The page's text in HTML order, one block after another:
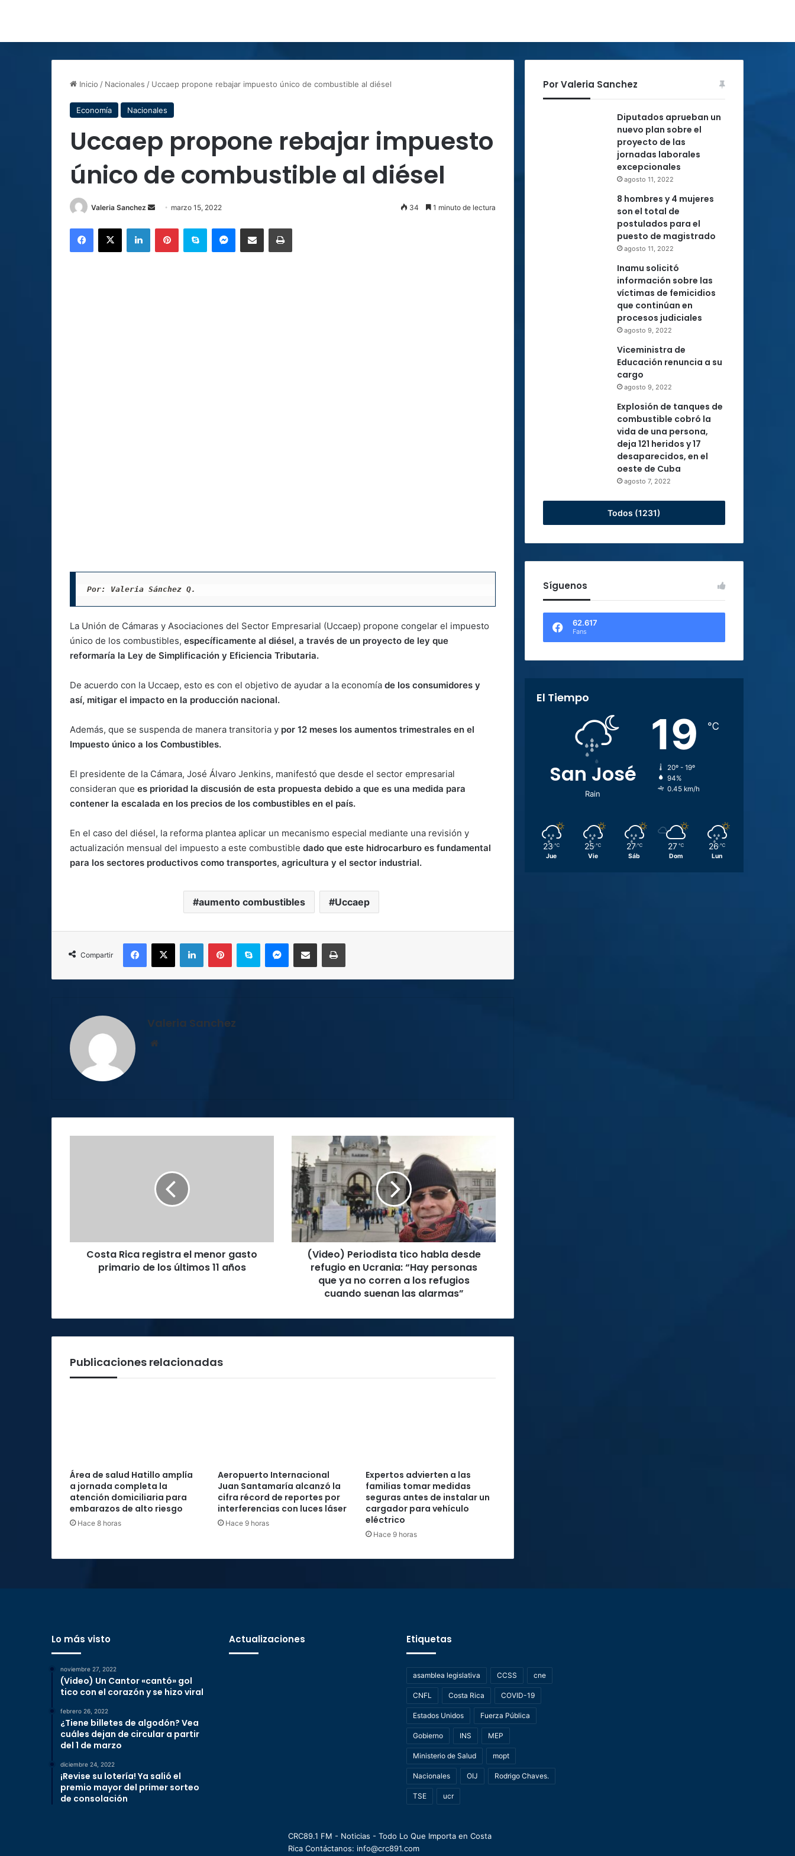
Inicio / Nacionales / Uccaep propone rebajar impuesto único de combustible al diésel
Economía Nacionales
Uccaep propone rebajar impuesto
único de combustible al diésel
Valeria Sanchez
Send
email
marzo 15, 2022 34 1 minuto de lectura
Facebook
X LinkedInPinterestSkype MessengerCompartir por correo electrónicoImprimir
Por: Valeria Sánchez Q.
La Unión de Cámaras y Asociaciones del Sector Empresarial (Uccaep) propone congelar el impuesto
único de los combustibles, específicamente al diésel, a través de un proyecto de ley que
reformaría la Ley de Simplificación y Eficiencia Tributaria.
De acuerdo con la Uccaep, esto es con el objetivo de ayudar a la economía de los consumidores y
así, mitigar el impacto en la producción nacional.
Además, que se suspenda de manera transitoria y por 12 meses los aumentos trimestrales en el
Impuesto único a los Combustibles.
El presidente de la Cámara, José Álvaro Jenkins, manifestó que desde el sector empresarial
consideran que es prioridad la discusión de esta propuesta debido a que es una medida para
contener la escalada en los precios de los combustibles en el país.
En el caso del diésel, la reforma plantea aplicar un mecanismo especial mediante una revisión y
actualización mensual del impuesto a este combustible dado que este hidrocarburo es fundamental
para los sectores productivos como transportes, agricultura y el sector industrial.
aumento combustibles Uccaep
Compartir
Facebook
X LinkedInPinterestSkype MessengerCompartir por correo electrónicoImprimir
Valeria Sanchez
los
últimosCosta Rica registra el menor gasto
primario de los últimos 11 años
Periodista
tico
habla
desde
refugio
en
Ucrania:
“Hay
personas
refugios
las
(Video) Periodista tico habla desde
refugio en Ucrania: “Hay personas
que ya no corren a los refugios
cuando suenan las alarmas”
Publicaciones relacionadas
Área de salud Hatillo amplía
a jornada completa la
atención domiciliaria para
embarazos de alto riesgo
Hace 8 horas
Aeropuerto Internacional
Juan Santamaría alcanzó la
cifra récord de reportes por
interferencias con luces láser
Hace 9 horas
Expertos advierten a las
familias tomar medidas
seguras antes de instalar un
cargador para vehículo
eléctrico
Hace 9 horas
Por Valeria Sanchez
Diputados aprueban un
nuevo plan sobre el
proyecto de las
jornadas laborales
excepcionales
agosto 11, 2022
8 hombres y 4 mujeres
son el total de
postulados para el
puesto de magistrado
agosto 11, 2022
Inamu solicitó
información sobre las
víctimas de femicidios
que continúan en
procesos judiciales
agosto 9, 2022
Viceministra de
Educación renuncia a su
cargo
agosto 9, 2022
Explosión de tanques de
combustible cobró la
vida de una persona,
deja 121 heridos y 17
desaparecidos, en el
oeste de Cuba
agosto 7, 2022
Todos (1231)
Síguenos
62.617
Fans
El Tiempo
San José
Rain
19 ℃
20º - 19º
94%
0.45 km/h
23 ℃
Jue
25 ℃
Vie
27 ℃
Sáb
27 ℃
Dom
26 ℃
Lun
Lo más visto
noviembre 27, 2022
(Video) Un Cantor «cantó» gol
tico con el corazón y se hizo viral
febrero 26, 2022
¿Tiene billetes de algodón? Vea
cuáles dejan de circular a partir
del 1 de marzo
diciembre 24, 2022
¡Revise su lotería! Ya salió el
premio mayor del primer sorteo
de consolación
Actualizaciones Etiquetas
asamblea legislativa CCSS cne
CNFL Costa Rica COVID-19
Estados Unidos Fuerza Pública
Gobierno INS MEP
Ministerio de Salud mopt
Nacionales OIJ Rodrigo Chaves.
TSE ucr
CRC89.1 FM - Noticias - Todo Lo Que Importa en Costa
Rica Contáctanos: info@crc891.com